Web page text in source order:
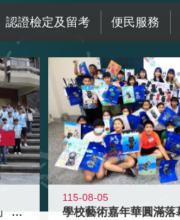
認證檢定及留考 便民服務
國教署「全國高中暑期研習營」 以多
115-08-05